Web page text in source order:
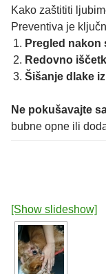
Kako zaštititi
Preventiva je
Pregled nakon
Redovno
Šišanje dlake
Ne pokušavajte
bubne opne ili
[Show slideshow]